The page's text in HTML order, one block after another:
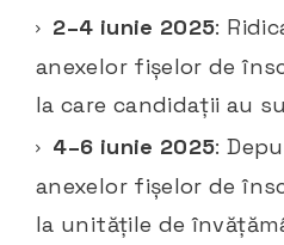
2–4 iunie 2025:
anexelor fișelor de
la care candidații au
4–6 iunie 2025:
anexelor fișelor de
la unitățile de